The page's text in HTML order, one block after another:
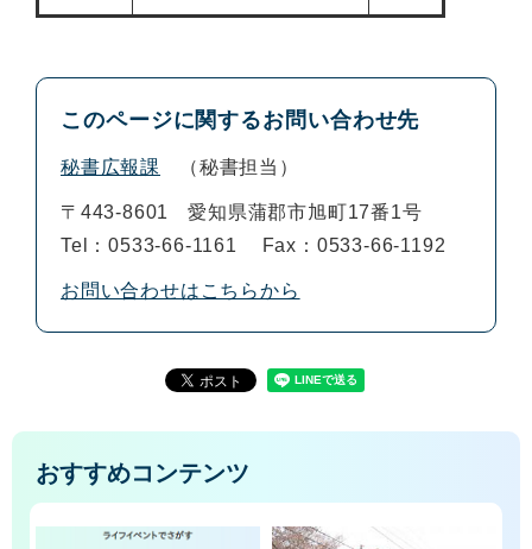
このページに関するお問い合わせ先
秘書広報課 秘書担当
〒443-8601
愛知県蒲郡市旭町17番1号
Tel：0533-66-1161
Fax：0533-66-1192
お問い合わせはこちらから
おすすめコンテンツ